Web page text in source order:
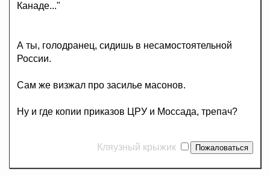
Канаде..."
А ты, голодранец, сидишь в несамостоятельной
России.
Сам же визжал про засилье масонов.
Ну и где копии приказов ЦРУ и Моссада, трепач?
Кляузный крыжик